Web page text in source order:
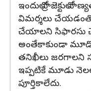
ఇందులో ప్రాజెక్టులో
విమర్శలు
చేయాలని సిఫారసు
అంతేకాకుండా మూడో
తనిఖీలు జరగాలని
ఇప్పటికే మూడు
పూర్తికాలేదు.